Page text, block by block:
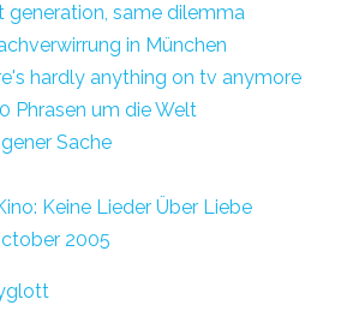
generation, same dilemma
in München
hardly anything on tv anymore
Phrasen um die Welt
Sache
Keine Lieder Über Liebe
2005